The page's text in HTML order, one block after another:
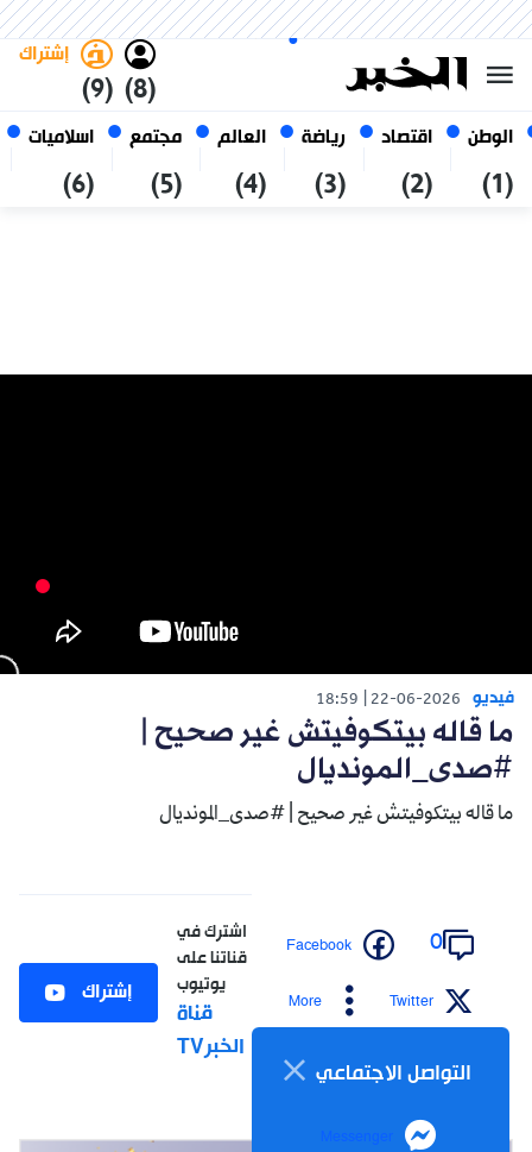
الوطن
(1)
اقتصاد
(2)
رياضة
(3)
العالم
(4)
مجتمع
(5)
اسلاميات
(6)
(8)
إشتراك
(9)
أغسطس 2026
الجزائر
فيديو 22-06-2026
18:59
ما قاله بيتكوفيتش غير صحيح |
#صدى_المونديال
ما قاله بيتكوفيتش غير صحيح | #صدى_المونديال
0
Facebook
Twitter
More
التواصل الاجتماعي
Messenger
اشترك في
قناتنا على
يوتيوب
قناة
الخبرTV
إشتراك